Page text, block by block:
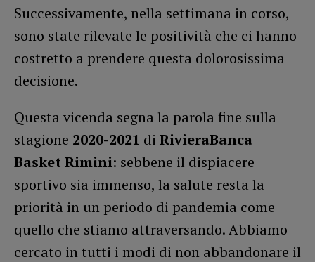
Successivamente, nella settimana in corso,
sono state rilevate le positività che ci hanno
costretto a prendere questa dolorosissima
decisione.
Questa vicenda segna la parola fine sulla
stagione 2020-2021 di RivieraBanca
Basket Rimini: sebbene il dispiacere
sportivo sia immenso, la salute resta la
priorità in un periodo di pandemia come
quello che stiamo attraversando. Abbiamo
cercato in tutti i modi di non abbandonare il